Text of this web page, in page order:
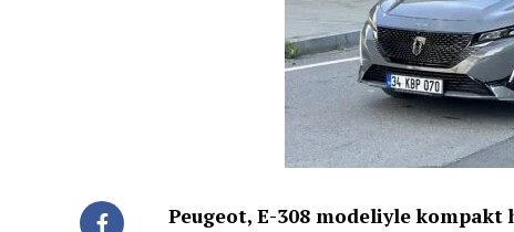
Peugeot, E-308 modeliyle